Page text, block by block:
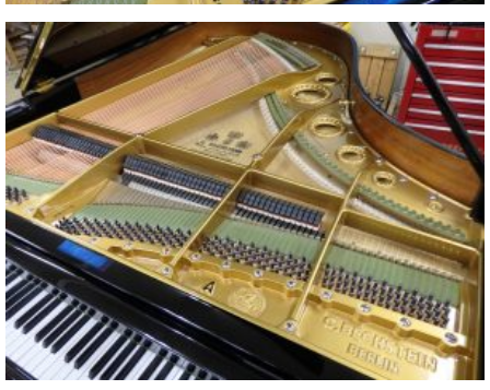
シ
タ
イ
ン
コ
ン
サ
ー
ト
ア
ッ
プ
ラ
イ
納
入
実
績
音
楽
教
室
ご
愛
用
者
の
コ
ン
ク
ー
ル
音
楽
教
室
ム
東
京
店
長
ご
挨
拶
展
示
情
報
ホー
ル・
スタ